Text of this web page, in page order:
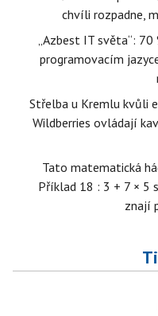
chvíli rozpadne,
„Azbest IT světa“:
programovacím
Střelba u Kremlu kvůli
Wildberries ovládají
Tato matematická
Příklad 18 : 3 + 7 × 5
znají